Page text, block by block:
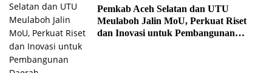
16:07 WIB
Pemkab Aceh Selatan dan UTU
Meulaboh Jalin MoU, Perkuat Riset
dan Inovasi untuk Pembangunan